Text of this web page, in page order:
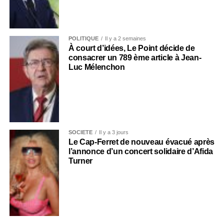
POLITIQUE Il y a 2 semaines
À court d’idées, Le Point décide de
consacrer un 789 ème article à Jean-
Luc Mélenchon
SOCIÉTÉ Il y a 3 jours
Le Cap-Ferret de nouveau évacué après
l’annonce d’un concert solidaire d’Afida
Turner